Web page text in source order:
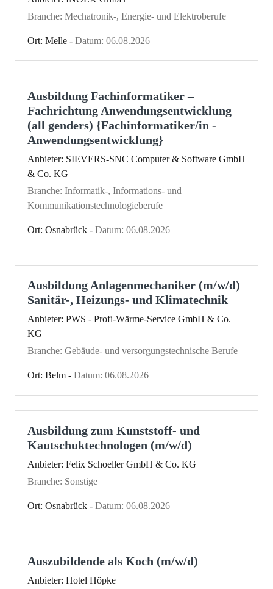
Branche: Mechatronik-, Energie- und Elektroberufe
Ort: Melle - Datum: 06.08.2026
Ausbildung Fachinformatiker –
Fachrichtung Anwendungsentwicklung
(all genders) {Fachinformatiker/in -
Anwendungsentwicklung}
Anbieter: SIEVERS-SNC Computer & Software GmbH
& Co. KG
Branche: Informatik-, Informations- und
Kommunikationstechnologieberufe
Ort: Osnabrück - Datum: 06.08.2026
Ausbildung Anlagenmechaniker (m/w/d)
Sanitär-, Heizungs- und Klimatechnik
Anbieter: PWS - Profi-Wärme-Service GmbH & Co.
KG
Branche: Gebäude- und versorgungstechnische Berufe
Ort: Belm - Datum: 06.08.2026
Ausbildung zum Kunststoff- und
Kautschuktechnologen (m/w/d)
Anbieter: Felix Schoeller GmbH & Co. KG
Branche: Sonstige
Ort: Osnabrück - Datum: 06.08.2026
Auszubildende als Koch (m/w/d)
Anbieter: Hotel Höpke